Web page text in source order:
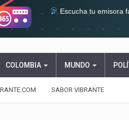
Escucha tu emisora
COLOMBIA MUNDO
SABOR VIBRANTE